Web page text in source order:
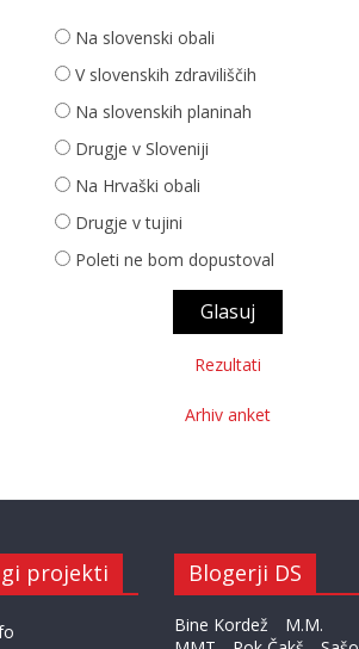
Na slovenski obali
V slovenskih zdraviliščih
Na slovenskih planinah
Drugje v Sloveniji
Na Hrvaški obali
Drugje v tujini
Poleti ne bom dopustoval
Rezultati
Arhiv anket
projekti Blogerji DS
Bine Kordež
M.M.